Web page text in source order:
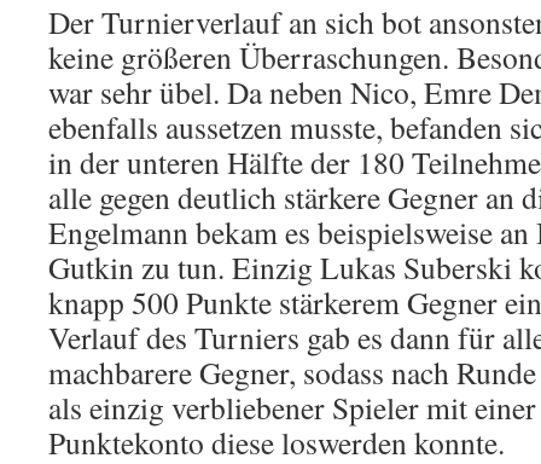
Der Turnierverlauf an sich bot
keine größeren Überraschungen.
war sehr übel. Da neben Nico, Emre
ebenfalls aussetzen musste, befanden
in der unteren Hälfte der 180
alle gegen deutlich stärkere Gegner an
Engelmann bekam es beispielsweise
Gutkin zu tun. Einzig Lukas Suberski
knapp 500 Punkte stärkerem Gegner
Verlauf des Turniers gab es dann für
machbarere Gegner, sodass nach
als einzig verbliebener Spieler mit
Punktekonto diese loswerden konnte.